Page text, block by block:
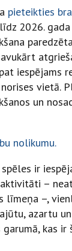
pieteikties
2026.
iespējams
vietā.
un
nolikumu.
ir
–
līmeņa –,
azartu
kas ir